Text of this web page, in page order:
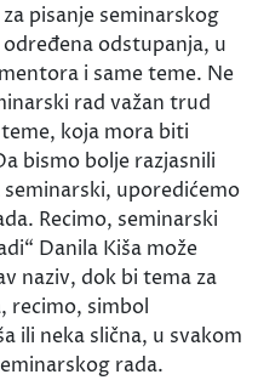
pisanje seminarskog
odstupanja, u
i same teme. Ne
rad važan trud
koja mora biti
bismo bolje razjasnili
uporedićemo
Recimo, seminarski
Danila Kiša može
naziv, dok bi tema za
recimo, simbol
ili neka slična, u svakom
rada.